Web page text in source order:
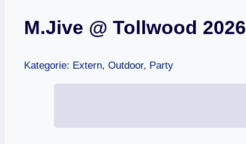
M.Jive @ Tollwood 2026
Kategorie: Extern, Outdoor, Party